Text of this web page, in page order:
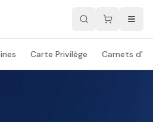
Carte Privilège Carnets